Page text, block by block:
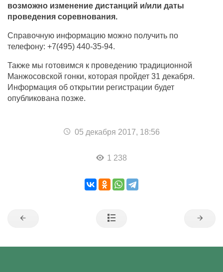
возможно изменение дистанций и/или даты
проведения соревнования.
Справочную информацию можно получить по
телефону: +7(495) 440-35-94.
Также мы готовимся к проведению традиционной
Манжосовской гонки, которая пройдет 31 декабря.
Информация об открытии регистрации будет
опубликована позже.
05 декабря 2017, 18:56
1 238